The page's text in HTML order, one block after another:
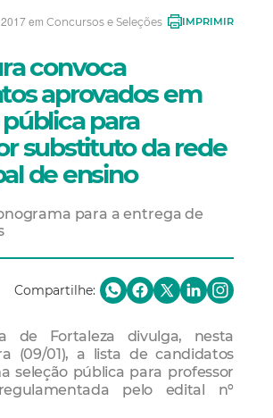
em Concursos e Seleções IMPRIMIR
convoca
aprovados em
para
substituto da rede
de ensino
para a entrega de
Compartilhe:
de Fortaleza divulga, nesta
(09/01), a lista de candidatos
seleção pública para professor
pelo edital nº